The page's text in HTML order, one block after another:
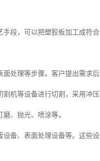
段，可以把塑胶板加工成符
处理等步骤。客户提出需求
机等设备进行切割，采用冲
、抛光、喷涂等。
备、表面处理设备等。这些设